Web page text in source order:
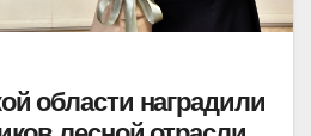
области наградили